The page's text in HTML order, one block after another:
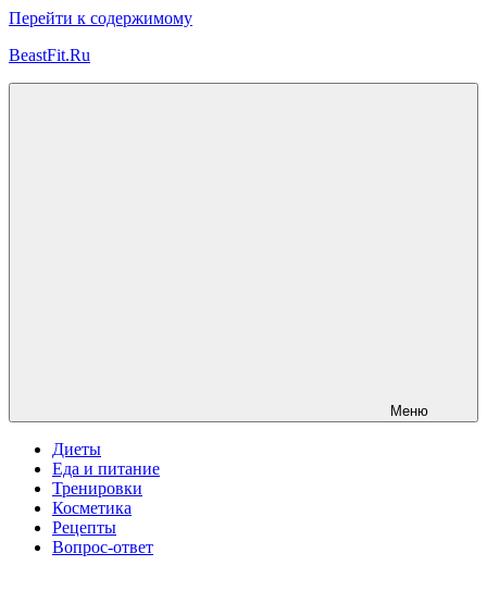
Перейти к содержимому
BeastFit.Ru
Меню
Диеты
Еда и питание
Тренировки
Косметика
Рецепты
Вопрос-ответ